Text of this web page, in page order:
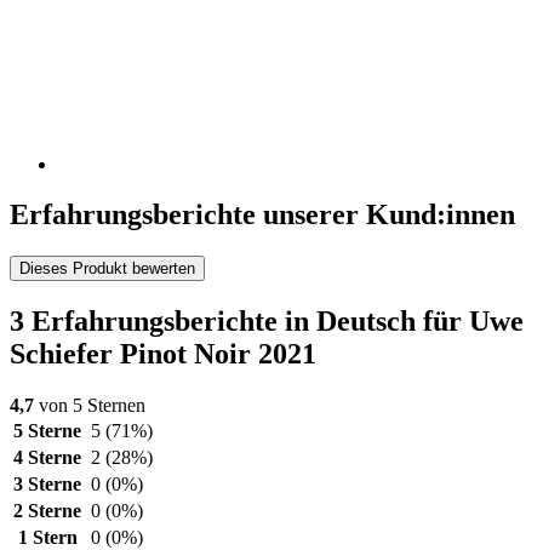
Erfahrungsberichte unserer Kund:innen
Dieses Produkt bewerten
3 Erfahrungsberichte in Deutsch für Uwe
Schiefer Pinot Noir 2021
4,7 von 5 Sternen
5 Sterne 5 (71%)
4 Sterne 2 (28%)
3 Sterne 0 (0%)
2 Sterne 0 (0%)
1 Stern
0 (0%)